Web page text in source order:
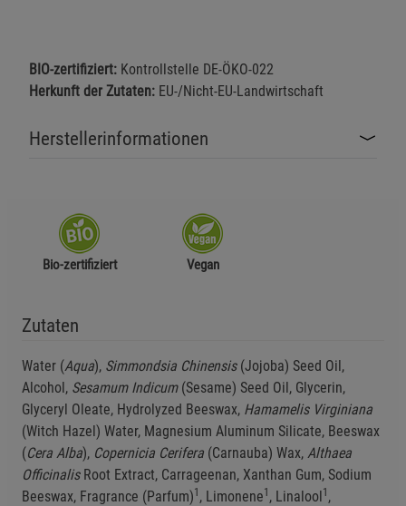
BIO-zertifiziert: Kontrollstelle DE-ÖKO-022
Herkunft der Zutaten: EU-/Nicht-EU-Landwirtschaft
Herstellerinformationen
Bio-zertifiziert Vegan
Zutaten
Water (Aqua), Simmondsia Chinensis(Jojoba) Seed Oil,
Alcohol, Sesamum Indicum(Sesame) Seed Oil, Glycerin,
Glyceryl Oleate, Hydrolyzed Beeswax, Hamamelis Virginiana
(Witch Hazel) Water, Magnesium Aluminum Silicate, Beeswax
(Cera Alba), Copernicia Cerifera (Carnauba) Wax, Althaea
OfficinalisRoot Extract, Carrageenan, Xanthan Gum, Sodium
Beeswax, Fragrance (Parfum)1 , Limonene1 , Linalool1 ,